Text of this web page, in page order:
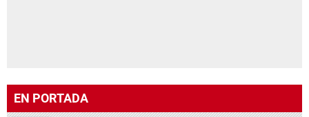
EN PORTADA